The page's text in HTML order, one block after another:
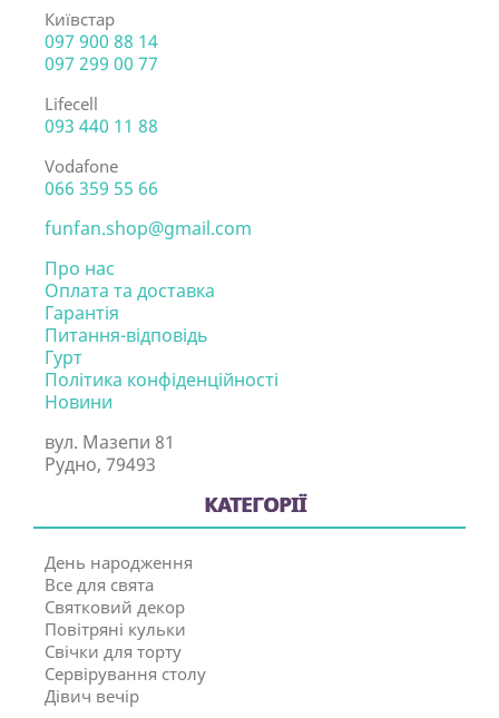
Київстар
097 900 88 14
097 299 00 77
Lifecell
093 440 11 88
Vodafone
066 359 55 66
funfan.shop@gmail.com
Про нас
Оплата та доставка
Гарантія
Питання-відповідь
Гурт
Політика конфіденційності
Новини
вул. Мазепи 81
Рудно, 79493
КАТЕГОРІЇ
День народження
Все для свята
Святковий декор
Повітряні кульки
Свічки для торту
Сервірування столу
Дівич вечір